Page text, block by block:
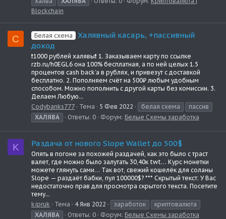
Blockchain
C Белая схема
Халявный касарь, +пассивный
доход
❗️1000 рублей халявы❗️ 1. Заказываем карту по ссылке
rzb.ru/h0EGL6 она 100% бесплатная, а по ней целых 1.5
процентов cash back’a в рублях, и привезут с доставкой
бесплатно. 2. Пополняем счёт на 500₽ любым удобным
способом. Можно пополнить с другой карты без комиссии. 3.
Делаем Любую...
Codybanks777
Тема 5 Фев 2022 белая схема
пассив
ХАЛЯВА
Ответы: 0 Форум: Белые Схемы заработка
K Раздача от нового Slope Wallet до 500$
Опять в погоне за похожей раздачей, как это было с траст
валет, где можно было залутать 30,40к twt… Курс монетки
можете глянуть сами… Так вот, свежий кошелёк для соланы
Slope — раздаёт бабки, пул 100000$? *** Скрытый текст: У Вас
недостаточно прав для просмотра скрытого текста. Посетите
тему...
kipruk
Тема 4 Янв 2022 заработок
криптовалюта
ХАЛЯВА
Ответы: 0 Форум: Белые Схемы заработка